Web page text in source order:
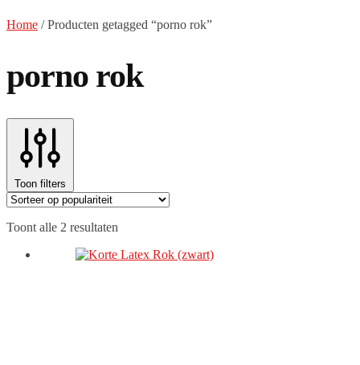
Home /Producten getagged “porno rok”
porno rok
Toon filters
Toont alle 2 resultaten
populariteit